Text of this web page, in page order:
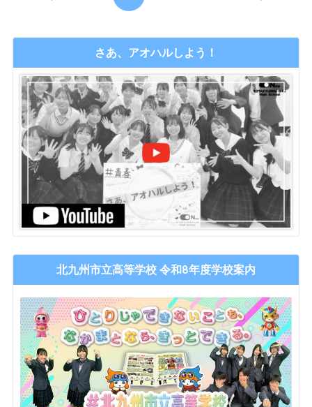
さあ、アオハルしよう！
北九州市立高等学校 令和8年度学校案内